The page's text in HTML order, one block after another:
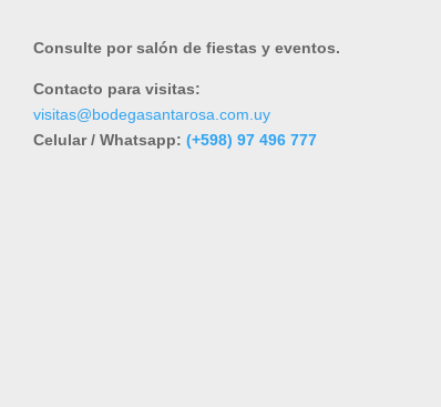
Consulte por salón de fiestas y eventos.
Contacto para visitas:
visitas@bodegasantarosa.com.uy
Celular / Whatsapp: (+598) 97 496 777